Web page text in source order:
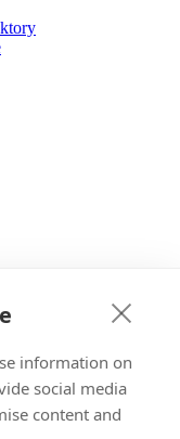
information on
social media
content and